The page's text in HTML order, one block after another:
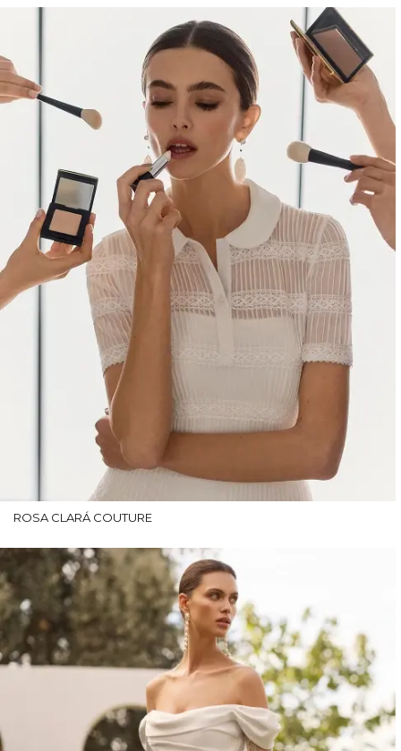
ROSA CLARÁ COUTURE